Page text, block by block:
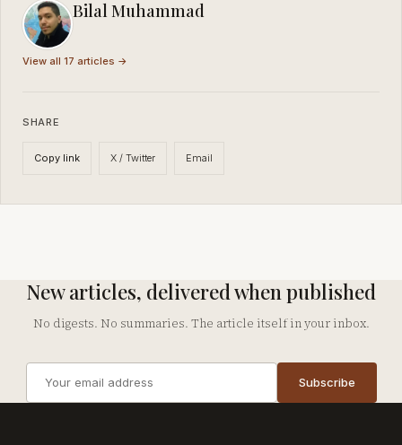
Bilal Muhammad
View all 17 articles →
SHARE
Copy link X / Twitter Email
New articles, delivered when published
No digests. No summaries. The article itself in your inbox.
address
Subscribe